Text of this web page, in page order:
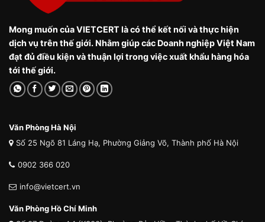
Mong muốn của VIETCERT là có thể kết nối và thực hiện
dịch vụ trên thế giới. Nhằm giúp các Doanh nghiệp Việt Nam
đạt đủ điều kiện và thuận lợi trong việc xuất khẩu hàng hóa
tới thế giới.
Văn Phòng Hà Nội
Số 25 Ngõ 81 Láng Hạ, Phường Giảng Võ, Thành phố Hà Nội
0902 366 020
info@vietcert.vn
Văn Phòng Hồ Chí Minh